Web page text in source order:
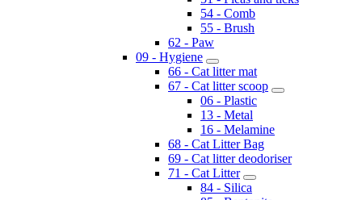
54 - Comb
55 - Brush
62 - Paw
09 - Hygiene
66 - Cat litter mat
67 - Cat litter scoop
06 - Plastic
13 - Metal
16 - Melamine
68 - Cat Litter Bag
69 - Cat litter deodoriser
71 - Cat Litter
84 - Silica